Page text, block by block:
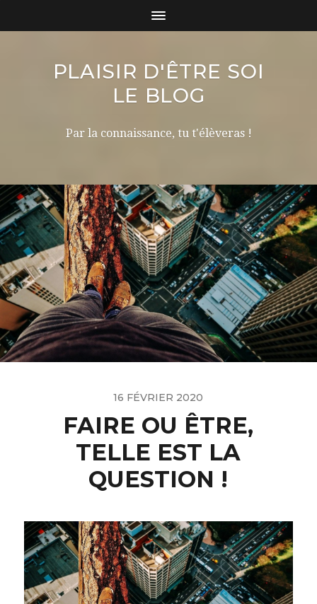
PLAISIR D'ÊTRE SOI
LE BLOG
Par la connaissance, tu t'élèveras !
16 FÉVRIER 2020
FAIRE OU ÊTRE,
TELLE EST LA
QUESTION !